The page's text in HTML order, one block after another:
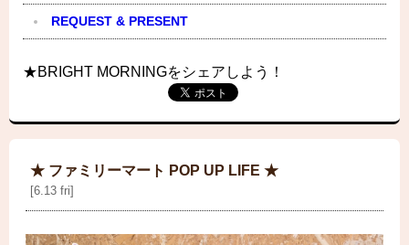
REQUEST & PRESENT
★BRIGHT MORNINGをシェアしよう！
★ ファミリーマート POP UP LIFE ★
[6.13 fri]